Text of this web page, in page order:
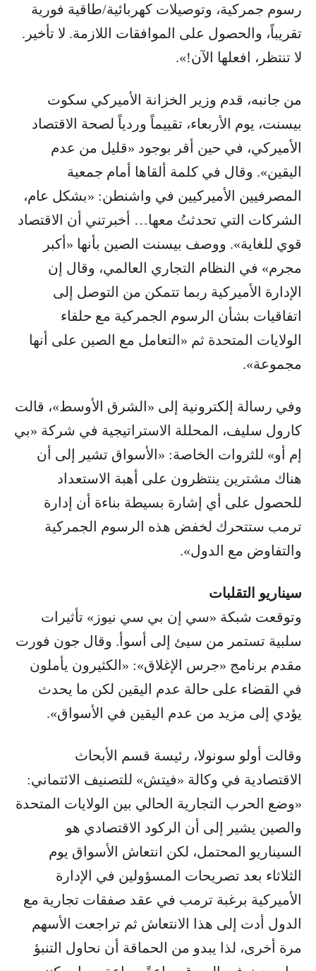
رسوم جمركية، وتوصيلات كهربائية/طاقية فورية
تقريباً، والحصول على الموافقات اللازمة. لا تأخير.
لا تنتظر، افعلها الآن!».
من جانبه، قدم وزير الخزانة الأميركي سكوت
بيسنت، يوم الأربعاء، تقييماً وردياً لصحة الاقتصاد
الأميركي، في حين أقر بوجود «قليل من عدم
اليقين». وقال في كلمة ألقاها أمام جمعية
المصرفيين الأميركيين في واشنطن: «بشكل عام،
الشركات التي تحدثتُ معها… أخبرتني أن الاقتصاد
قوي للغاية». ووصف بيسنت الصين بأنها «أكبر
مجرم» في النظام التجاري العالمي، وقال إن
الإدارة الأميركية ربما تتمكن من التوصل إلى
اتفاقيات بشأن الرسوم الجمركية مع حلفاء
الولايات المتحدة ثم «التعامل مع الصين على أنها
مجموعة».
وفي رسالة إلكترونية إلى «الشرق الأوسط»، قالت
كارول سليف، المحللة الاستراتيجية في شركة «بي
إم أو» للثروات الخاصة: «الأسواق تشير إلى أن
هناك مشترين ينتظرون على أهبة الاستعداد
للحصول على أي إشارة بسيطة بناءة أن إدارة
ترمب ستتحرك لخفض هذه الرسوم الجمركية
والتفاوض مع الدول».
سيناريو التقلبات
وتوقعت شبكة «سي إن بي سي نيوز» تأثيرات
سلبية تستمر من سيئ إلى أسوأ. وقال جون فورت
مقدم برنامج «جرس الإغلاق»: «الكثيرون يأملون
في القضاء على حالة عدم اليقين لكن ما يحدث
يؤدي إلى مزيد من عدم اليقين في الأسواق».
وقالت أولو سونولا، رئيسة قسم الأبحاث
الاقتصادية في وكالة «فيتش» للتصنيف الائتماني:
«وضع الحرب التجارية الحالي بين الولايات المتحدة
والصين يشير إلى أن الركود الاقتصادي هو
السيناريو المحتمل، لكن انتعاش الأسواق يوم
الثلاثاء بعد تصريحات المسؤولين في الإدارة
الأميركية برغبة ترمب في عقد صفقات تجارية مع
الدول أدت إلى هذا الانتعاش ثم تراجعت الأسهم
مرة أخرى، لذا يبدو من الحماقة أن نحاول التنبؤ